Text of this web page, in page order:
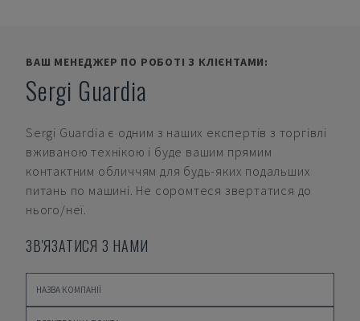
ВАШ МЕНЕДЖЕР ПО РОБОТІ З КЛІЄНТАМИ:
Sergi Guardia
Sergi Guardia є одним з наших експертів з торгівлі
вживаною технікою і буде вашим прямим
контактним обличчям для будь-яких подальших
питань по машині. Не соромтеся звертатися до
нього/неї.
ЗВ'ЯЗАТИСЯ З НАМИ